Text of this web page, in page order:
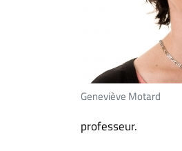
Geneviève Motard
professeur.